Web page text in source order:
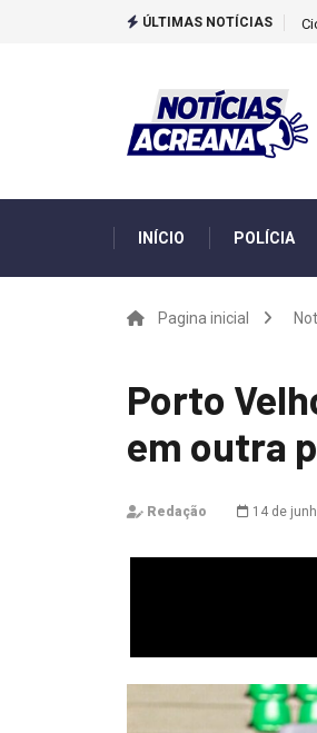
ÚLTIMAS NOTÍCIAS
INÍCIO POLÍCIA
Pagina inicial
Porto
em outra
Redação 14 de